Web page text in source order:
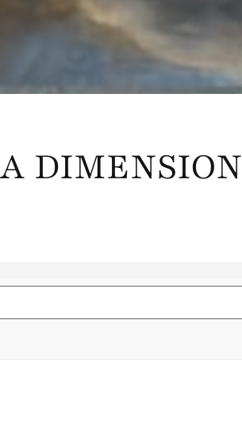
DIMENSION